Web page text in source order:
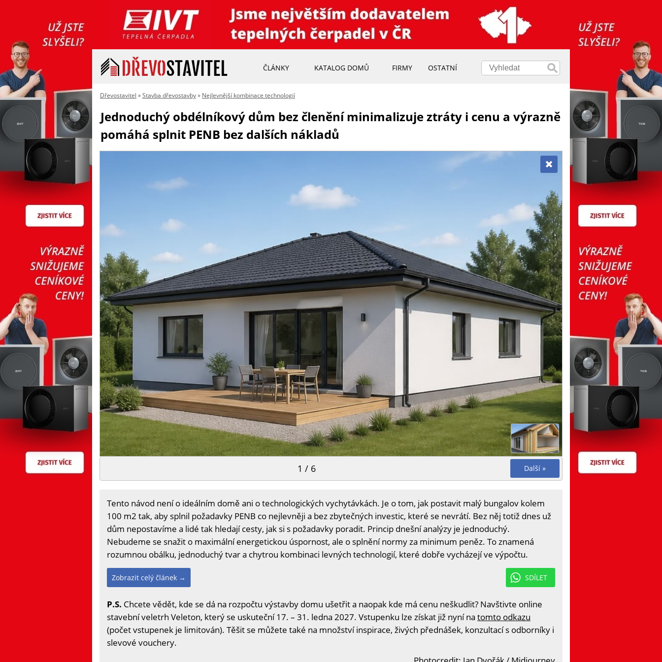
ČLÁNKY KATALOG DOMŮ FIRMY OSTATNÍ
Dřevostavitel »Stavba dřevostavby» Nejlevnější kombinace technologií
Jednoduchý obdélníkový dům bez členění minimalizuje ztráty i cenu a výrazně
pomáhá splnit PENB bez dalších nákladů
Další »
1 / 6
Tento návod není o ideálním domě ani o technologických vychytávkách. Je o tom, jak postavit malý bungalov kolem
100 m2 tak, aby splnil požadavky PENB co nejlevněji a bez zbytečných investic, které se nevrátí. Bez něj totiž dnes už
dům nepostavíme a lidé tak hledají cesty, jak si s požadavky poradit. Princip dnešní analýzy je jednoduchý.
Nebudeme se snažit o maximální energetickou úspornost, ale o splnění normy za minimum peněz. To znamená
rozumnou obálku, jednoduchý tvar a chytrou kombinaci levných technologií, které dobře vycházejí ve výpočtu.
SDÍLET
Zobrazit celý článek →
P.S. Chcete vědět, kde se dá na rozpočtu výstavby domu ušetřit a naopak kde má cenu neškudlit? Navštivte online
stavební veletrh Veleton, který se uskuteční 17. – 31. ledna 2027. Vstupenku lze získat již nyní na tomto odkazu
(počet vstupenek je limitován). Těšit se můžete také na množství inspirace, živých přednášek, konzultací s odborníky i
slevové vouchery.